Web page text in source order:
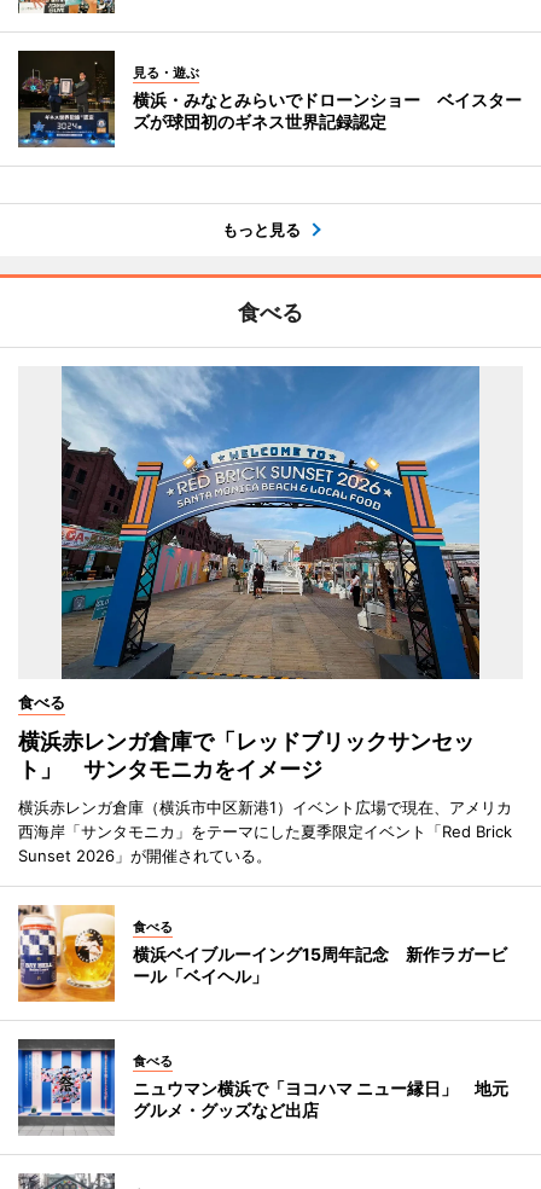
見る・遊ぶ
横浜・みなとみらいでドローンショー ベイスター
ズが球団初のギネス世界記録認定
もっと見る
食べる
食べる
横浜赤レンガ倉庫で「レッドブリックサンセッ
ト」 サンタモニカをイメージ
横浜赤レンガ倉庫（横浜市中区新港1）イベント広場で現在、アメリカ
西海岸「サンタモニカ」をテーマにした夏季限定イベント「Red Brick
Sunset 2026」が開催されている。
食べる
横浜ベイブルーイング15周年記念 新作ラガービ
ール「ベイヘル」
食べる
ニュウマン横浜で「ヨコハマ ニュー縁日」 地元
グルメ・グッズなど出店